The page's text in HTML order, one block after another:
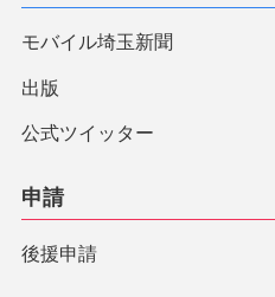
モバイル埼玉新聞
出版
公式ツイッター
申請
後援申請